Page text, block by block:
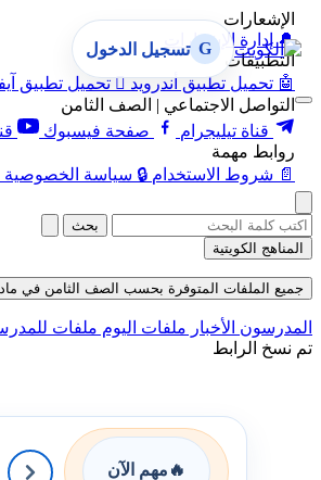
الإشعارات
🔔 إدارة الإشعارات
التطبيقات
🤖 تحميل تطبيق أندرويد  تحميل تطبيق
التواصل الاجتماعي | الصف الثامن
قناة تيليجرام
صفحة فيسبوك
روابط مهمة
📄 شروط الاستخدام 🔒 سياسة الخصوصية
G تسجيل الدخول
بحث
المناهج الكويتية
جميع الملفات المتوفرة بحسب الصف الثامن في مادة
المدرسون الأخبار ملفات اليوم ملفات
تم نسخ الرابط
🔥 مهم الآن